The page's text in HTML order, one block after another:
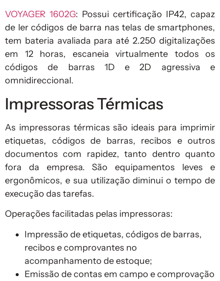
VOYAGER 1602G: Possui certificação IP42, capaz
de ler códigos de barra nas telas de smartphones,
tem bateria avaliada para até 2.250 digitalizações
em 12 horas, escaneia virtualmente todos os
códigos de barras 1D e 2D agressiva e
omnidireccional.
Impressoras Térmicas
As impressoras térmicas são ideais para imprimir
etiquetas, códigos de barras, recibos e outros
documentos com rapidez, tanto dentro quanto
fora da empresa. São equipamentos leves e
ergonômicos, e sua utilização diminui o tempo de
execução das tarefas.
Operações facilitadas pelas impressoras:
Impressão de etiquetas, códigos de barras,
recibos e comprovantes no
acompanhamento de estoque;
Emissão de contas em campo e comprovação